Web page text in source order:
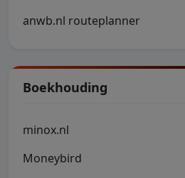
anwb.nl routeplanner
Boekhouding
minox.nl
Moneybird